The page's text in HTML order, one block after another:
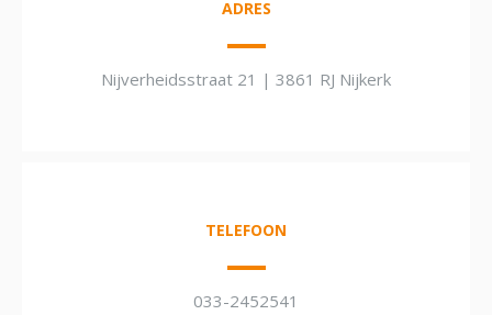
ADRES
Nijverheidsstraat 21 | 3861 RJ Nijkerk
TELEFOON
033-2452541